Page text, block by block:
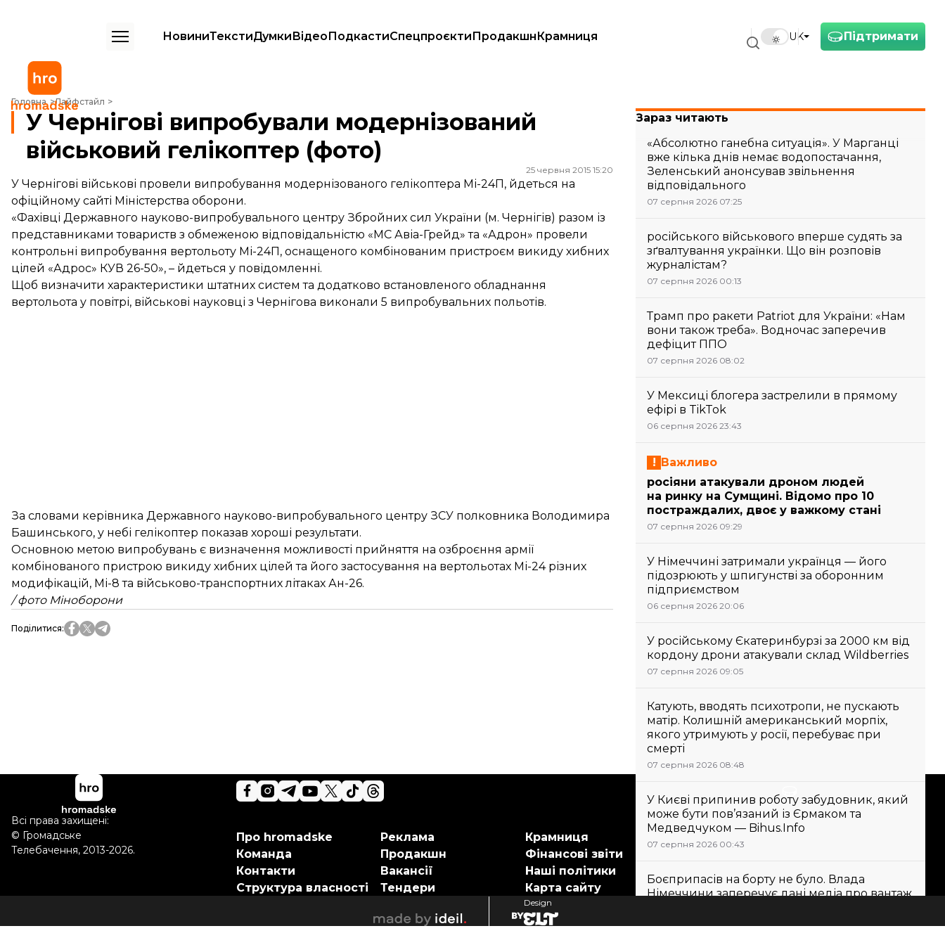
Підтримати
UK
НовиниТекстиДумкиВідеоПодкастиСпецпроєктиПродакшнКрамниця
Головна Лайфстайл
У Чернігові випробували модернізований військовий гелікоптер (фото)
У Чернігові випробували модернізований
військовий гелікоптер (фото)
25 червня 2015 15:20
У Чернігові військові провели випробування модернізованого гелікоптера Мі-24П, йдеться на
офіційному сайті Міністерства оборони.
«Фахівці Державного науково-випробувального центру Збройних сил України (м. Чернігів) разом із
представниками товариств з обмеженою відповідальністю «МС Авіа-Грейд» та «Адрон» провели
контрольні випробування вертольоту Мі-24П, оснащеного комбінованим пристроєм викиду хибних
цілей «Адрос» КУВ 26-50», – йдеться у повідомленні.
Щоб визначити характеристики штатних систем та додатково встановленого обладнання
вертольота у повітрі, військові науковці з Чернігова виконали 5 випробувальних польотів.
За словами керівника Державного науково-випробувального центру ЗСУ полковника Володимира
Башинського, у небі гелікоптер показав хороші результати.
Основною метою випробувань є визначення можливості прийняття на озброєння армії
комбінованого пристрою викиду хибних цілей та його застосування на вертольотах Мі-24 різних
модифікацій, Мі-8 та військово-транспортних літаках Ан-26.
/ фото Міноборони
Поділитися:
Зараз читають
«Абсолютно ганебна ситуація». У Марганці
вже кілька днів немає водопостачання,
Зеленський анонсував звільнення
відповідального
07 серпня 2026 07:25
російського військового вперше судять за
зґвалтування українки. Що він розповів
журналістам?
07 серпня 2026 00:13
Трамп про ракети Patriot для України: «Нам
вони також треба». Водночас заперечив
дефіцит ППО
07 серпня 2026 08:02
У Мексиці блогера застрелили в прямому
ефірі в TikTok
06 серпня 2026 23:43
Важливо
росіяни атакували дроном людей
на ринку на Сумщині. Відомо про 10
постраждалих, двоє у важкому стані
07 серпня 2026 09:29
У Німеччині затримали українця — його
підозрюють у шпигунстві за оборонним
підприємством
06 серпня 2026 20:06
У російському Єкатеринбурзі за 2000 км від
кордону дрони атакували склад Wildberries
07 серпня 2026 09:05
Катують, вводять психотропи, не пускають
матір. Колишній американський морпіх,
якого утримують у росії, перебуває при
смерті
07 серпня 2026 08:48
У Києві припинив роботу забудовник, який
може бути пов’язаний із Єрмаком та
Медведчуком — Bihus.Info
07 серпня 2026 00:43
Боєприпасів на борту не було. Влада
Німеччини заперечує дані медіа про вантаж
Підтримати
завдяки тобі. Будь нашим
другом
Про hromadske
Команда
Контакти
Структура власності
Реклама
Продакшн
Вакансії
Тендери
Крамниця
Фінансові звіти
Наші політики
Карта сайту
Всі права захищені:
© Громадське
Телебачення, 2013-2026.
ideil
Design
elt